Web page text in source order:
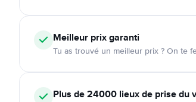
Meilleur prix garanti
Tu as trouvé un meilleur prix ? On te
Plus de 24000 lieux de prise du